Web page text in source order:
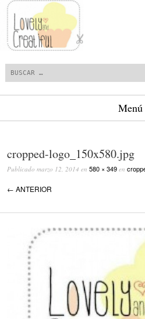
Menú
cropped-logo_150x580.jpg
Publicado marzo 12, 2014 en 580 × 349 en
← ANTERIOR